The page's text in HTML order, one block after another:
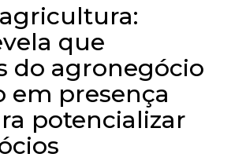
que
do agronegócio
em presença
potencializar